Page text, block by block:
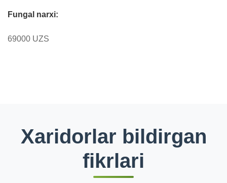
Fungal narxi:
69000 UZS
Xaridorlar bildirgan
fikrlari